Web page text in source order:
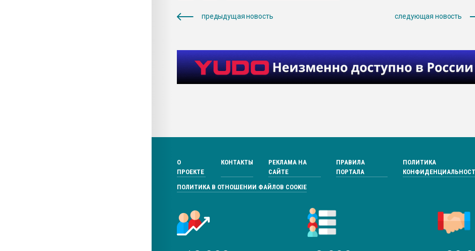
предыдущая новость следующая новость
О
ПРОЕКТЕ
КОНТАКТЫ
РЕКЛАМА НА
САЙТЕ
ПРАВИЛА
ПОРТАЛА
ПОЛИТИКА
ПОЛИТИКА В ОТНОШЕНИИ ФАЙЛОВ COOKIE